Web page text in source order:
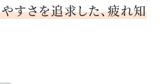
すさを追求した、疲れ知